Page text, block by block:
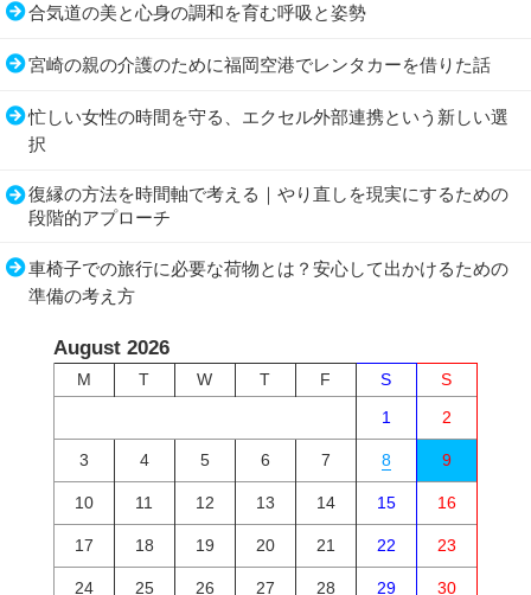
合気道の美と心身の調和を育む呼吸と姿勢
宮崎の親の介護のために福岡空港でレンタカーを借りた話
忙しい女性の時間を守る、エクセル外部連携という新しい選
択
復縁の方法を時間軸で考える｜やり直しを現実にするための
段階的アプローチ
車椅子での旅行に必要な荷物とは？安心して出かけるための
準備の考え方
August 2026
M T W T F S
S
1
2
3 4 5 6 7 8 9
10 11 12 13 14 15 16
17 18 19 20 21 22 23
24 25 26 27 28 29 30